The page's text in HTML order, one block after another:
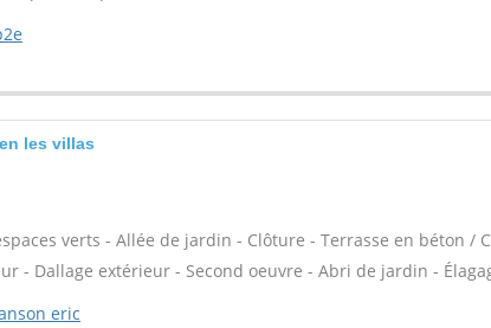
les villas
verts - Allée de jardin - Clôture - Terrasse en béton /
- Dallage extérieur - Second oeuvre - Abri de jardin -
eric